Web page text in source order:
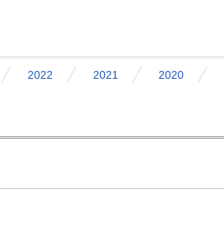
2022 2021 2020